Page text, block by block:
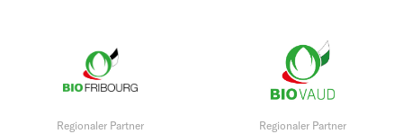
Regionaler Partner Regionaler Partner